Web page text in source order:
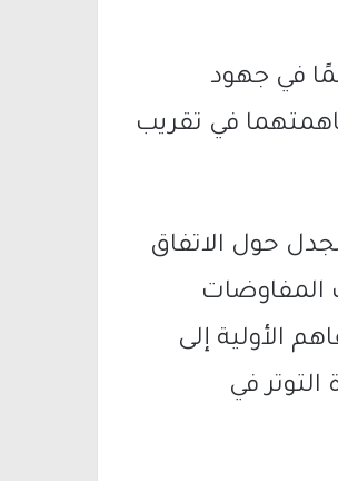
في جهود
في تقريب
حول الاتفاق
المفاوضات
الأولية إلى
في